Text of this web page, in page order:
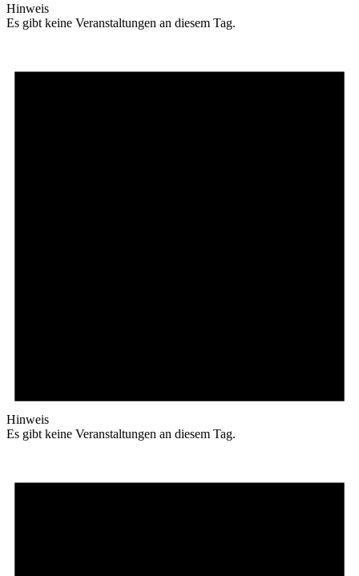
Hinweis
Es gibt keine Veranstaltungen an diesem Tag.
Hinweis
Es gibt keine Veranstaltungen an diesem Tag.